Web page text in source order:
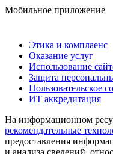
Мобильное приложение
Этика и комплаенс
Оказание услуг
Использование
Защита
Пользовательское
ИТ аккредитация
На информационном
рекомендательные
предоставления